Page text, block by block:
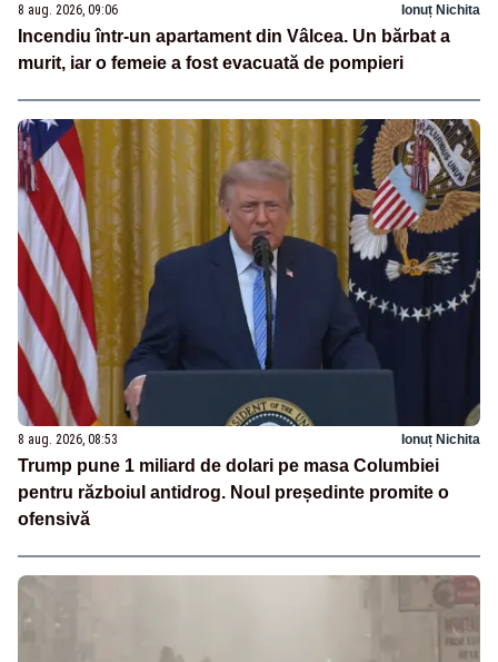
8 aug. 2026, 09:06 Ionuț Nichita
Incendiu într-un apartament din Vâlcea. Un bărbat a
murit, iar o femeie a fost evacuată de pompieri
8 aug. 2026, 08:53 Ionuț Nichita
Trump pune 1 miliard de dolari pe masa Columbiei
pentru războiul antidrog. Noul președinte promite o
ofensivă